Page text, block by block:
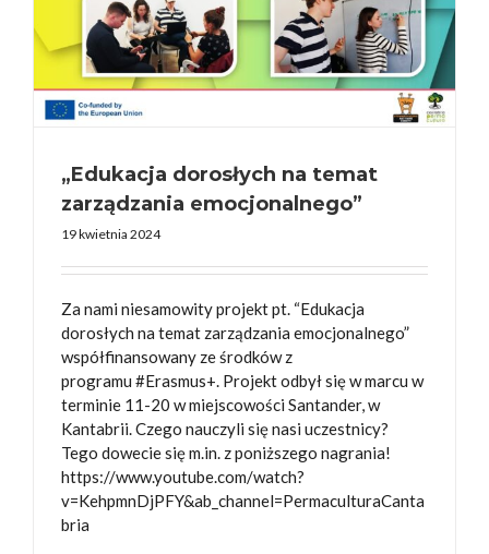
„Edukacja dorosłych na temat
zarządzania emocjonalnego”
19 kwietnia 2024
Za nami niesamowity projekt pt. “Edukacja
dorosłych na temat zarządzania emocjonalnego”
współfinansowany ze środków z
programu #Erasmus+. Projekt odbył się w marcu w
terminie 11-20 w miejscowości Santander, w
Kantabrii. Czego nauczyli się nasi uczestnicy?
Tego dowecie się m.in. z poniższego nagrania!
https://www.youtube.com/watch?
v=KehpmnDjPFY&ab_channel=PermaculturaCanta
bria